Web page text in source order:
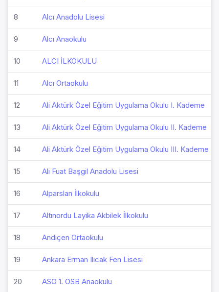
8 Alcı Anadolu Lisesi
9 Alcı Anaokulu
10 ALCI İLKOKULU
11 Alcı Ortaokulu
12 Ali Aktürk Özel Eğitim Uygulama Okulu I. Kademe
13 Ali Aktürk Özel Eğitim Uygulama Okulu II. Kademe
14 Ali Aktürk Özel Eğitim Uygulama Okulu III. Kademe
15 Ali Fuat Başgil Anadolu Lisesi
16 Alparslan İlkokulu
17 Altınordu Layika Akbilek İlkokulu
18 Andiçen Ortaokulu
19 Ankara Erman Ilıcak Fen Lisesi
20 ASO 1. OSB Anaokulu